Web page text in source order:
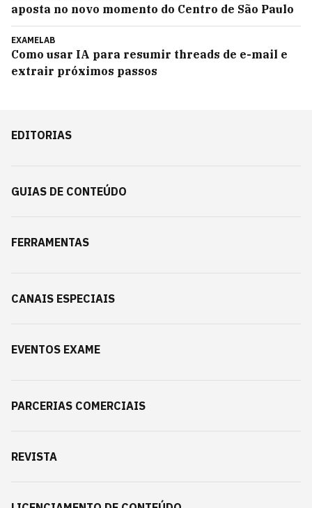
aposta no novo momento do Centro de São Paulo
EXAMELAB
Como usar IA para resumir threads de e-mail e
extrair próximos passos
EDITORIAS
GUIAS DE CONTEÚDO
FERRAMENTAS
CANAIS ESPECIAIS
EVENTOS EXAME
PARCERIAS COMERCIAIS
REVISTA